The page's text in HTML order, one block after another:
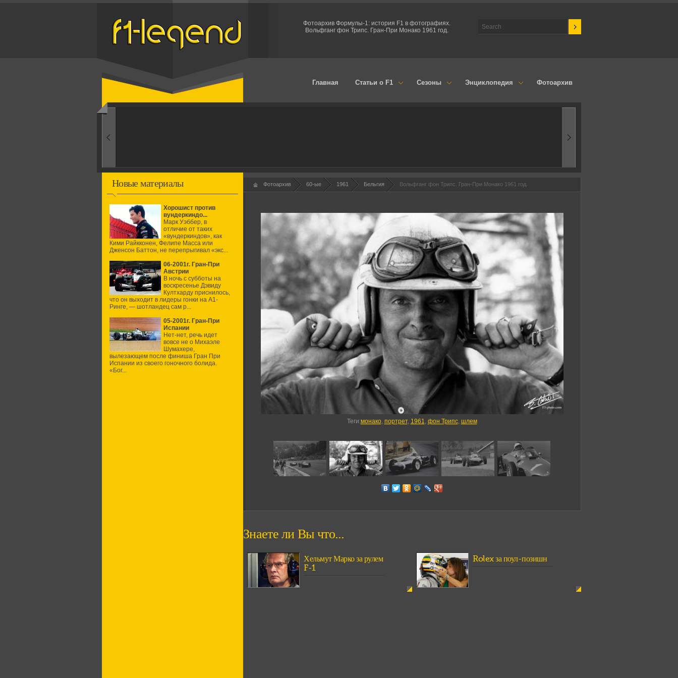
Фотоархив Формулы-1: история F1 в фотографиях.
Вольфганг фон Трипс. Гран-При Монако 1961 год.
Главная Статьи о F1 Сезоны Энциклопедия Фотоархив
1960-ые
Новые материалы
Хорошист против
вундеркиндо...
Марк Уэббер, в
отличие от таких
«вундеркиндов», как
Кими Райкконен, Фелипе Масса или
Дженсон Баттон, не перепрыгивал «экс...
06-2001г. Гран-При
Австрии
В ночь с субботы на
воскресенье Дэвиду
Култхарду приснилось,
что он выходит в лидеры гонки на А1-
Ринге, — шотландец сам р...
05-2001г. Гран-При
Испании
Нет-нет, речь идет
вовсе не о Михаэле
Шумахере,
вылезающем после финиша Гран При
Испании из своего гоночного болида.
«Бог...
Фотоархив 60-ые 1961 Бельгия Вольфганг фон Трипс. Гран-При Монако 1961 год.
Теги:монако, портрет, 1961, фон Трипс, шлем
Знаете ли Вы что...
Хельмут Марко за рулем
F-1
Rolex за поул-позишн